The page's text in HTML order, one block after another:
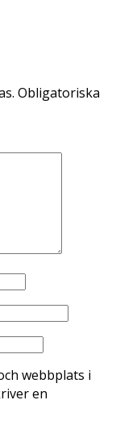
Obligatoriska
webbplats i
en